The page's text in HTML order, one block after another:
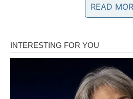
POSLOVNA
DONOSI
READ